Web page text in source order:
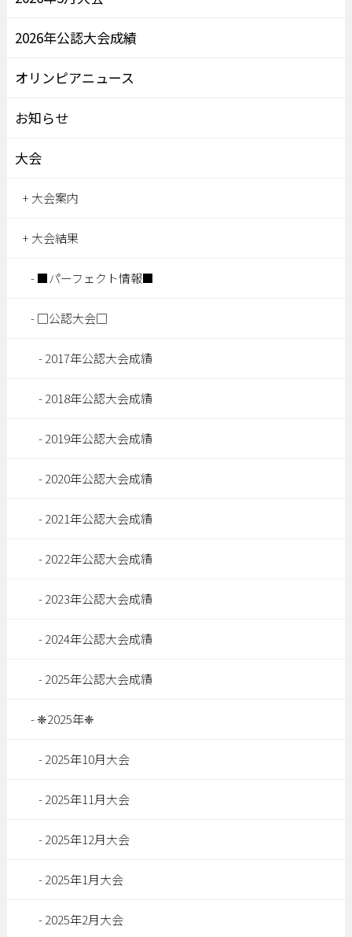
2026年公認大会成績
オリンピアニュース
お知らせ
大会
大会案内
大会結果
■パーフェクト情報■
□公認大会□
2017年公認大会成績
2018年公認大会成績
2019年公認大会成績
2020年公認大会成績
2021年公認大会成績
2022年公認大会成績
2023年公認大会成績
2024年公認大会成績
2025年公認大会成績
❈2025年❈
2025年10月大会
2025年11月大会
2025年12月大会
2025年1月大会
2025年2月大会